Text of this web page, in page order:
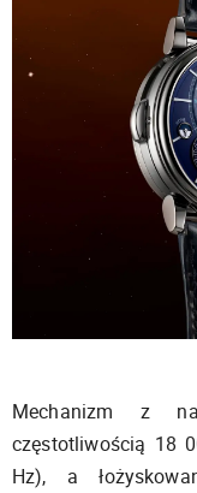
Mechanizm z
częstotliwością 18
Hz), a